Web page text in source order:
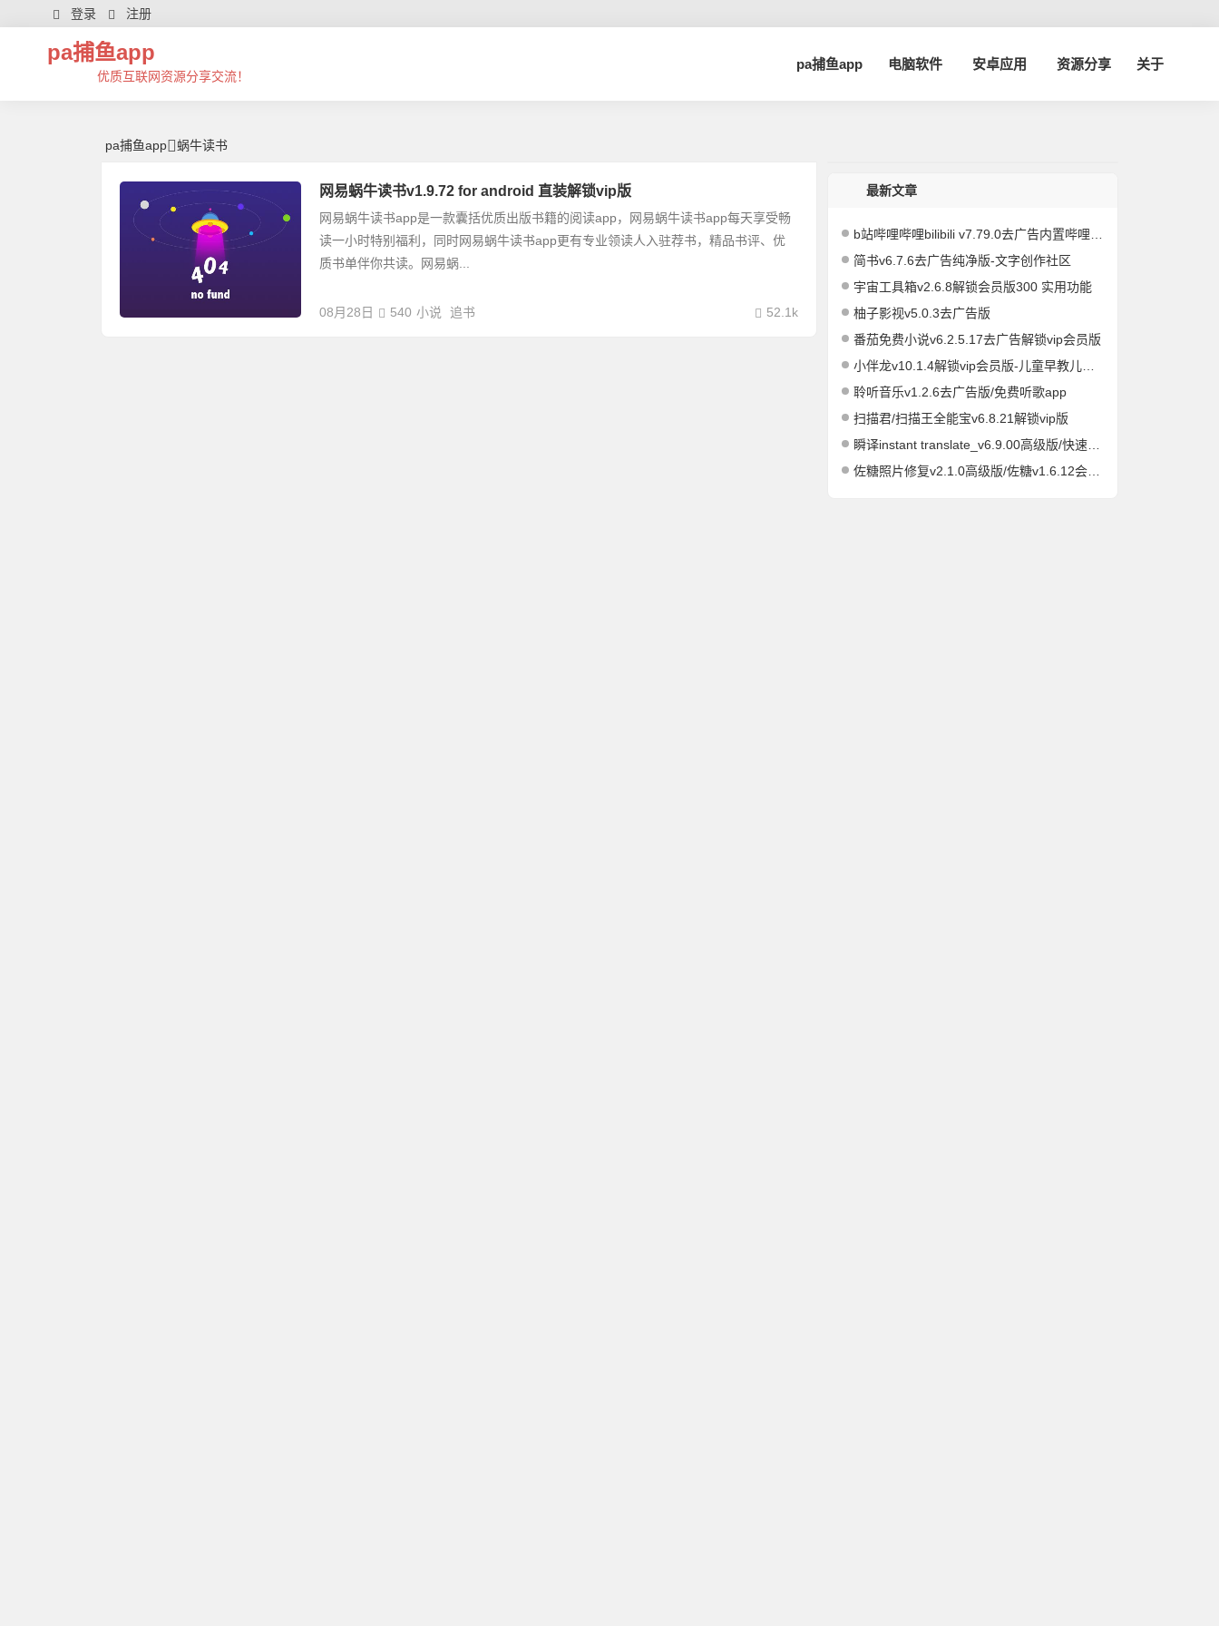
蜗牛读书 | 芊芊精典-pa捕鱼app
登录 注册
pa捕鱼app
优质互联网资源分享交流！
pa捕鱼app 电脑软件 安卓应用 资源分享 关于
pa捕鱼app 蜗牛读书
网易蜗牛读书v1.9.72 for android 直装解锁vip版
网易蜗牛读书app是一款囊括优质出版书籍的阅读app，网易蜗牛读书app每天享受畅
读一小时特别福利，同时网易蜗牛读书app更有专业领读人入驻荐书，精品书评、优
质书单伴你共读。网易蜗...
08月28日 52.1k
540 小说 追书
最新文章
b站哔哩哔哩bilibili v7.79.0去广告内置哔哩漫游模块版/解锁实用功能
简书v6.7.6去广告纯净版-文字创作社区
宇宙工具箱v2.6.8解锁会员版300 实用功能
柚子影视v5.0.3去广告版
番茄免费小说v6.2.5.17去广告解锁vip会员版
小伴龙v10.1.4解锁vip会员版-儿童早教儿歌故事启蒙
聆听音乐v1.2.6去广告版/免费听歌app
扫描君/扫描王全能宝v6.8.21解锁vip版
瞬译instant translate_v6.9.00高级版/快速屏幕翻译
佐糖照片修复v2.1.0高级版/佐糖v1.6.12会员解锁版